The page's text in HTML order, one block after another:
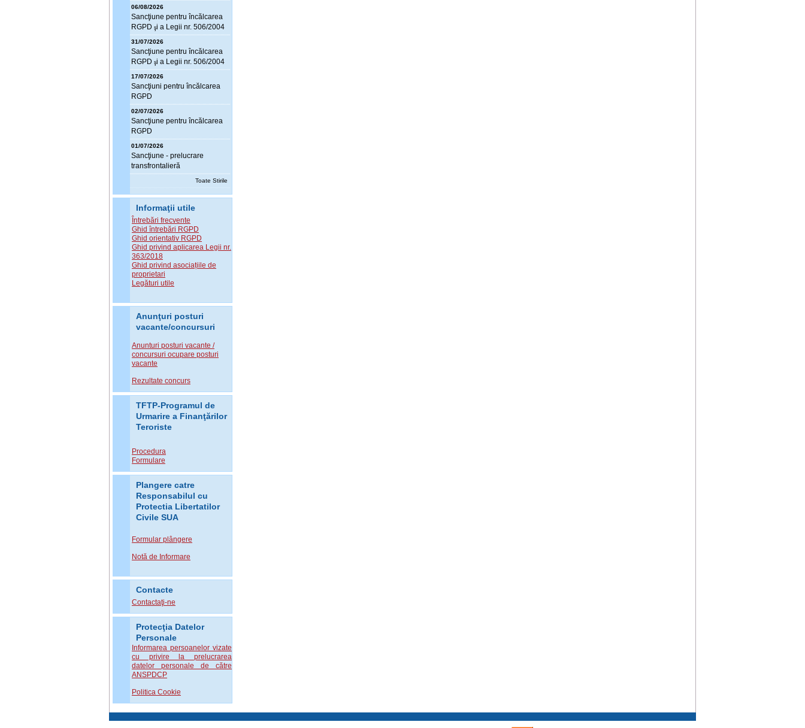
06/08/2026
Sancţiune pentru încălcarea
RGPD şi a Legii nr. 506/2004
31/07/2026
Sancţiune pentru încălcarea
RGPD şi a Legii nr. 506/2004
17/07/2026
Sancţiuni pentru încălcarea
RGPD
02/07/2026
Sancţiune pentru încălcarea
RGPD
01/07/2026
Sancţiune - prelucrare
transfrontalieră
Toate Stirile
Informaţii utile
Întrebări frecvente
Ghid întrebări RGPD
Ghid orientativ RGPD
Ghid privind aplicarea Legii nr.
363/2018
Ghid privind asociațiile de
proprietari
Legături utile
Anunţuri posturi
vacante/concursuri
Anunturi posturi vacante /
concursuri ocupare posturi
vacante
Rezultate concurs
TFTP-Programul de
Urmarire a Finanţărilor
Teroriste
Procedura
Formulare
Plangere catre
Responsabilul cu
Protectia Libertatilor
Civile SUA
Formular plângere
Notă de Informare
Contacte
Contactaţi-ne
Protecţia Datelor
Personale
Informarea persoanelor vizate
cu privire la prelucrarea
datelor personale de către
ANSPDCP
Politica Cookie